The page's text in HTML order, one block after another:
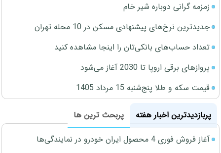
زمزمه گرانی دوباره شیر خام
جدیدترین نرخ‌های پیشنهادی مسکن در 10 محله تهران
تعداد حساب‌های بانکی‌تان را اینجا مشاهده کنید
پروازهای برقی اروپا تا 2030 آغاز می‌شود
قیمت سکه و طلا پنج‌شنبه 15 مرداد 1405
پربازدیدترین اخبار هفته
پربحث ترین ها
آغاز فروش فوری 4 محصول ایران خودرو در نمایندگی‌ها